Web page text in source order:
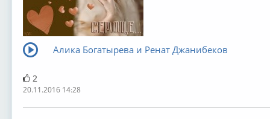
Алика Богатырева и Ренат Джанибеков
2
20.11.2016 14:28